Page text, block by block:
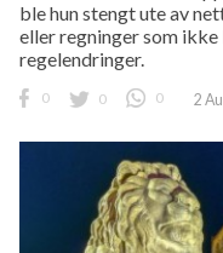
ble hun stengt ute av
eller regninger som
regelendringer.
0 0 0 2